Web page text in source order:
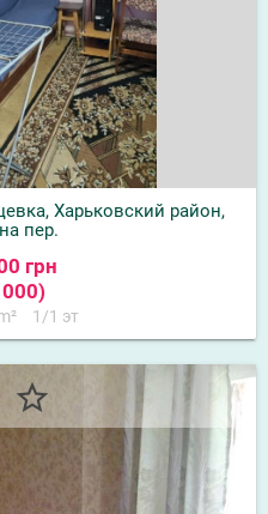
Харьковский район,
пер.
грн
1/1 эт
star_border